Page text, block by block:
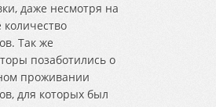
даже несмотря на
Так же
позаботились о
проживании
для которых был